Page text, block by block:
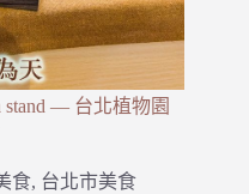
stand — 台北植物園
食, 台北市美食